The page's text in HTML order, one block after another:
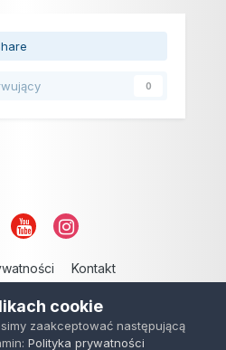
0
Kontakt
Community
cookie
zaakceptować następującą
Polityka prywatności